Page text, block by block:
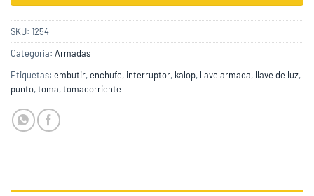
SKU: 1254
Categoría: Armadas
Etiquetas: embutir,enchufe, interruptor, kalop, llave armada, llave de luz,
punto,toma,tomacorriente